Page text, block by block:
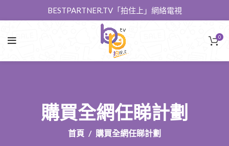
BESTPARTNER.TV「拍住上」網絡電視
0
購買全網任睇計劃
首頁 購買全網任睇計劃